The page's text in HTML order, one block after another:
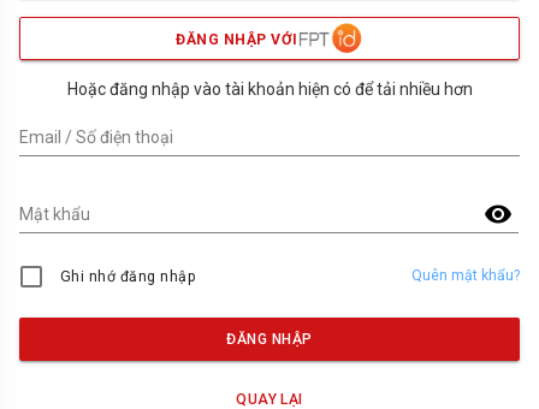
ĐĂNG NHẬP VỚI
Hoặc đăng nhập vào tài khoản hiện có để tải nhiều hơn
Email / Số điện thoại
visibility
Mật khẩu
Ghi nhớ đăng nhập Quên mật khẩu?
ĐĂNG NHẬP
QUAY LẠI